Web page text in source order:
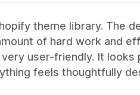
theme library. The
of hard work and
user-friendly. It looks
feels thoughtfully